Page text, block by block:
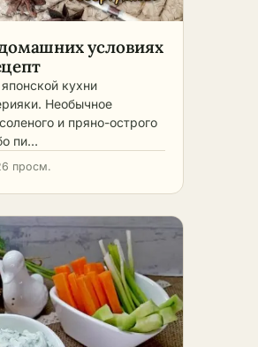
условиях
кухни
Необычное
и пряно-острого
пи…
просм.